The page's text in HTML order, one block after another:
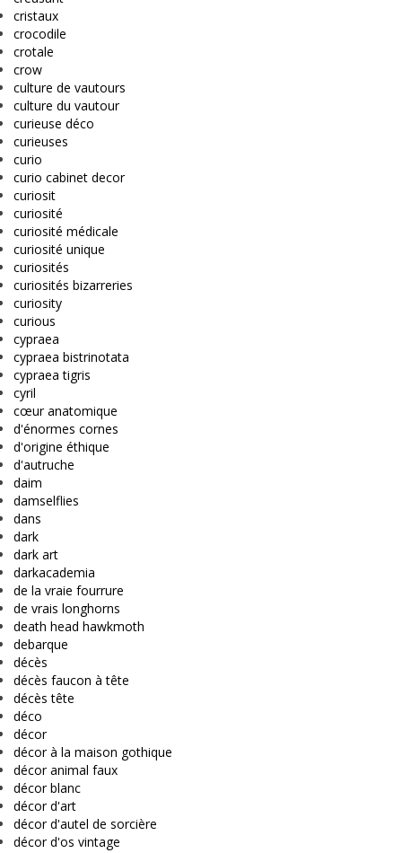
cristaux
crocodile
crotale
crow
culture de vautours
culture du vautour
curieuse déco
curieuses
curio
curio cabinet decor
curiosit
curiosité
curiosité médicale
curiosité unique
curiosités
curiosités bizarreries
curiosity
curious
cypraea
cypraea bistrinotata
cypraea tigris
cyril
cœur anatomique
d'énormes cornes
d'origine éthique
d'autruche
daim
damselflies
dans
dark
dark art
darkacademia
de la vraie fourrure
de vrais longhorns
death head hawkmoth
debarque
décès
décès faucon à tête
décès tête
déco
décor
décor à la maison gothique
décor animal faux
décor blanc
décor d'art
décor d'autel de sorcière
décor d'os vintage